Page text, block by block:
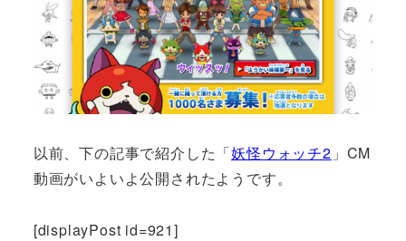
以前、下の記事で紹介した「妖怪ウォッチ2 」CM
動画がいよいよ公開されたようです。
[displayPost id=921]